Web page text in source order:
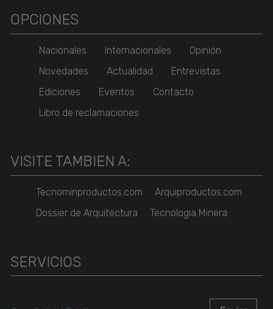
OPCIONES
Nacionales Internacionales
Opinión
Novedades
Actualidad
Entrevistas
Ediciones
Eventos
Contacto
Libro de reclamaciones
VISITE TAMBIEN A:
Tecnominproductos.com
Arquiproductos.com
Dossier de Arquitectura
Tecnologia Minera
SERVICIOS